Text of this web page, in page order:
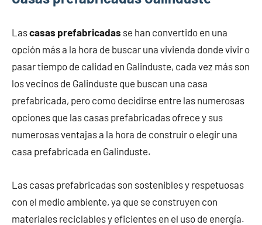
Lascasas prefabricadas se han convertido en una
opción más a la hora de buscar una vivienda donde vivir o
pasar tiempo de calidad en Galinduste, cada vez más son
los vecinos de Galinduste que buscan una casa
prefabricada, pero como decidirse entre las numerosas
opciones que las casas prefabricadas ofrece y sus
numerosas ventajas a la hora de construir o elegir una
casa prefabricada en Galinduste.
Las casas prefabricadas son sostenibles y respetuosas
con el medio ambiente, ya que se construyen con
materiales reciclables y eficientes en el uso de energía.